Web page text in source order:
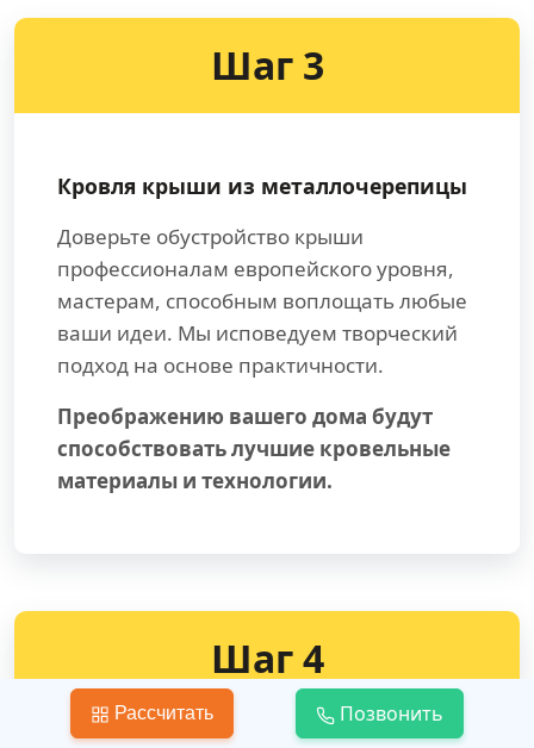
Шаг 3
Кровля крыши из металлочерепицы
Доверьте обустройство крыши
профессионалам европейского уровня,
мастерам, способным воплощать любые
ваши идеи. Мы исповедуем творческий
подход на основе практичности.
Преображению вашего дома будут
способствовать лучшие кровельные
материалы и технологии.
Шаг 4
Рассчитать Позвонить